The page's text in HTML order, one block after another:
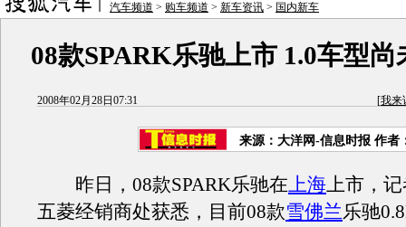
汽车频道 > 购车频道 > 新车资讯 > 国内新车
08款SPARK乐驰上市 1.0车型尚
2008年02月28日07:31 [我来
来源：大洋网-信息时报 作者
昨日，08款SPARK乐驰在上海上市，
五菱经销商处获悉，目前08款雪佛兰乐驰